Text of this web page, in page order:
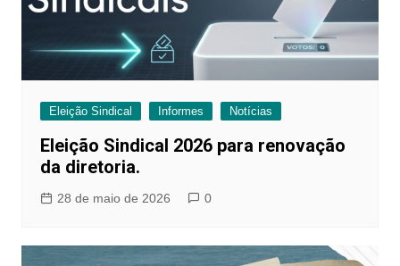
Eleição Sindical Informes Notícias
Eleição Sindical 2026 para renovação
da diretoria.
28 de maio de 2026 0